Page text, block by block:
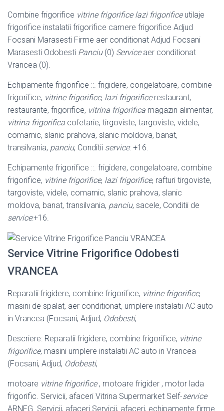
Combine frigorifice vitrine frigorifice lazi frigorificeutilaje
frigorifice instalatii frigorifice camere frigorifice Adjud
Focsani Marasesti Firme aer conditionat Adjud Focsani
Marasesti Odobesti Panciu(0) Serviceaer conditionat
Vrancea (0).
Echipamente frigorifice ::. frigidere, congelatoare, combine
frigorifice, vitrine frigorifice, lazi frigorificerestaurant,
restaurante, frigorifice, vitrina frigorifica magazin alimentar,
vitrina frigorifica cofetarie, tirgoviste, targoviste, videle,
comarnic, slanic prahova, slanic moldova, banat,
transilvania, panciu, Conditii service: +16.
Echipamente frigorifice ::. frigidere, congelatoare, combine
frigorifice, vitrine frigorifice, lazi frigorifice, rafturi tirgoviste,
targoviste, videle, comarnic, slanic prahova, slanic
moldova, banat, transilvania, panciu, sacele, Conditii de
service:+16.
Service Vitrine Frigorifice Odobesti
VRANCEA
Reparatii frigidere, combine frigorifice, vitrine frigorifice,
masini de spalat, aer conditionat, umplere instalatii AC auto
in Vrancea (Focsani, Adjud, Odobesti,
Descriere: Reparatii frigidere, combine frigorifice, vitrine
frigorifice, masini umplere instalatii AC auto in Vrancea
(Focsani, Adjud, Odobesti,
motoare vitrine frigorifice, motoare frigider , motor lada
frigorific. Servicii, afaceri Vitrina Supermarket Self-service
ARNEG. Servicii, afaceri Servicii, afaceri, echipamente firme